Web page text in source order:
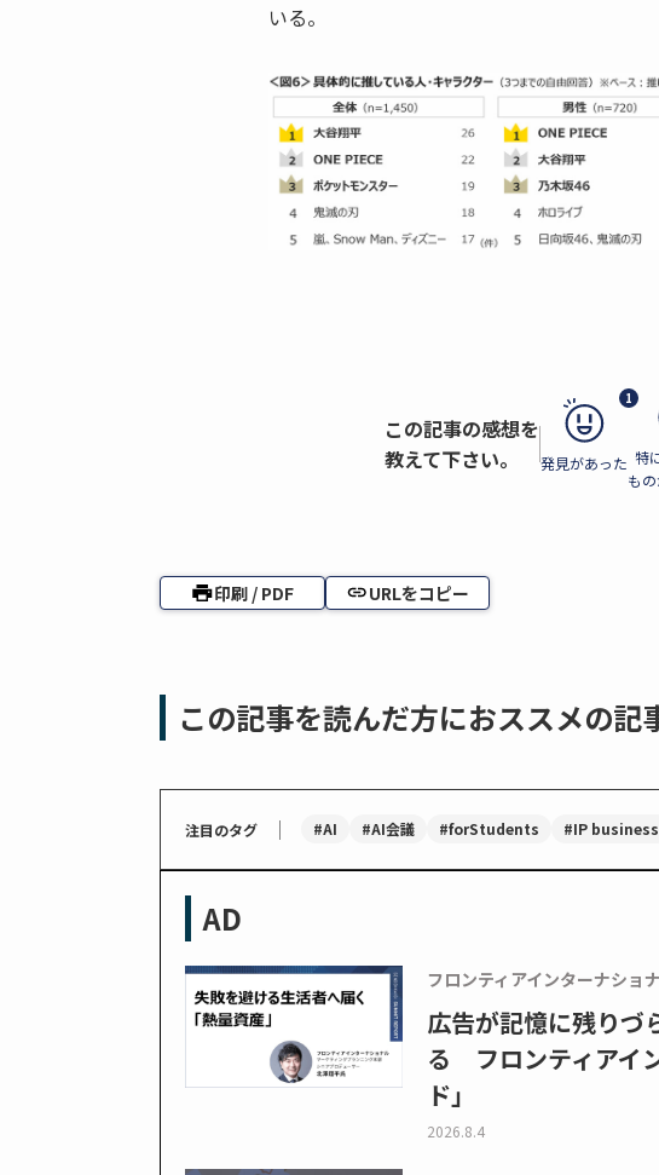
いる。
この記事の感想を
教えて下さい。
1
発見があった 特
も
印刷 / PDF URLをコピー
この記事を読んだ方におススメの記
注目のタグ ｜ #AI #AI会議 #forStudents #IP business
AD
フロンティアインターナショ
広告が記憶に残りづ
る フロンティアイ
ド」
2026.8.4